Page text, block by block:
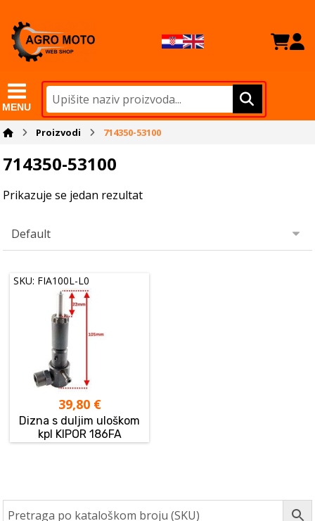
MENU
Proizvodi 714350-53100
714350-53100
Prikazuje se jedan rezultat
SKU: FIA100L-L0
39,80 €
Dizna s duljim uloškom
kpl KIPOR 186FA